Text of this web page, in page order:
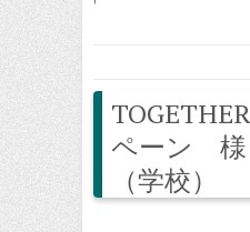
ペーン 様
（学校）